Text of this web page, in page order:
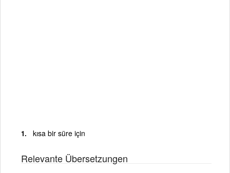
kısa bir süre için
Relevante Übersetzungen